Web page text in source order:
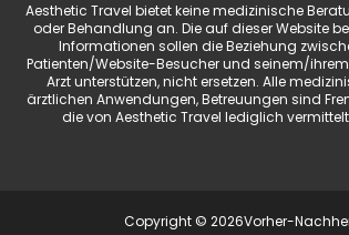
Aesthetic Travel bietet keine medizinische
oder Behandlung an. Die auf dieser Website
Informationen sollen die Beziehung
Patienten/Website-Besucher und seinem/
Arzt unterstützen, nicht ersetzen. Alle
ärztlichen Anwendungen, Betreuungen sind
die von Aesthetic Travel lediglich
Copyright © 2026Vorher-